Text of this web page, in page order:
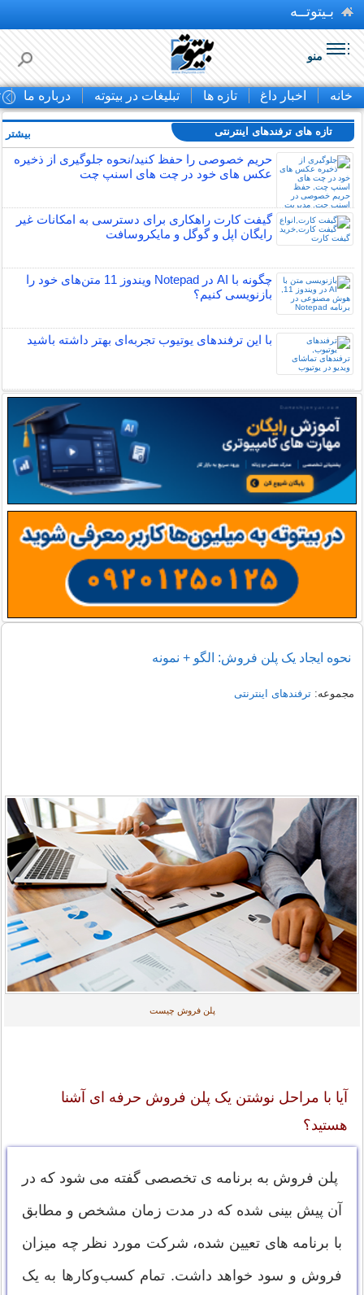
بـیتوتــه
منو
خانه اخبار داغ تازه ها تبلیغات در بیتوته درباره ما
تازه های ترفندهای اینترنتی
حریم خصوصی را حفظ کنید/نحوه جلوگیری از ذخیره
عکس های خود در چت های اسنپ چت
گیفت کارت راهکاری برای دسترسی به امکانات غیر
رایگان اپل و گوگل و مایکروسافت
چگونه با AI در Notepad ویندوز 11 متن‌های خود را
بازنویسی کنیم؟
با این ترفندهای یوتیوب تجربه‌ای بهتر داشته باشید
بیشتر
نحوه ایجاد یک پلن فروش: الگو + نمونه
مجموعه:ترفندهای اینترنتی
پلن فروش چیست
آیا با مراحل نوشتن یک پلن فروش حرفه ای آشنا
هستید؟
پلن فروش به برنامه ی تخصصی گفته می شود که در
آن پیش بینی شده که در مدت زمان مشخص و مطابق
با برنامه های تعیین شده، شرکت مورد نظر چه میزان
فروش و سود خواهد داشت. تمام کسب‌وکارها به یک